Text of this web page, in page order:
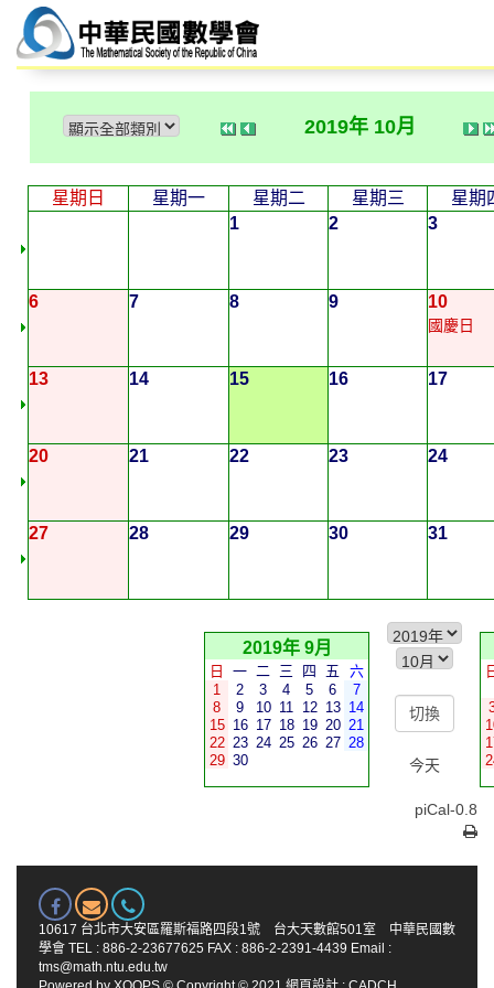
2019年 10月
星期日 星期一 星期二 星期三
星期
1
2 3
6 7 8 9 10
國慶日
13 14 15 16 17
20 21 22 23 24
27 28 29 30 31
2019年 9月
日 一 二 三 四 五
六
1
2 3 4 5 6
7
8
9 10 11 12 13 14
15 16 17 18 19 20 21
22 23 24 25 26 27 28
29 30 今天
piCal-0.8
10617 台北市大安區羅斯福路四段1號 台大天數館501室 中華民國數
學會 TEL : 886-2-23677625 FAX : 886-2-2391-4439 Email :
tms@math.ntu.edu.tw